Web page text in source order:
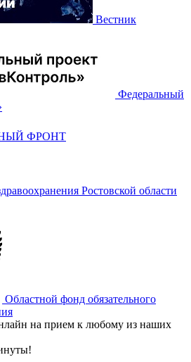
Вестник
Федеральный
ФРОНТ
Ростовской области
Областной фонд обязательного
на прием к любому из наших